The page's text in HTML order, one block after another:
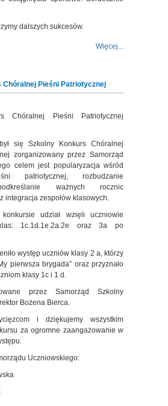
dalszych sukcesów.
Więcej...
Chóralnej Pieśni Patriotycznej
Chóralnej Pieśni Patriotycznej
się Szkolny Konkurs Chóralnej
zorganizowany przez Samorząd
celem jest popularyzacja wśród
patriotycznej, rozbudzanie
ważnych rocznic
integracja zespołów klasowych.
udział wzięli uczniowie
1c.1d.1e.2a.2e oraz 3a po
występ uczniów klasy 2 a, którzy
pierwsza brygada” oraz przyznało
klasy 1c i 1 d.
przez Samorząd Szkolny
Bożena Bierca.
i dziękujemy wszystkim
za ogromne zaangażowanie w
Uczniowskiego: